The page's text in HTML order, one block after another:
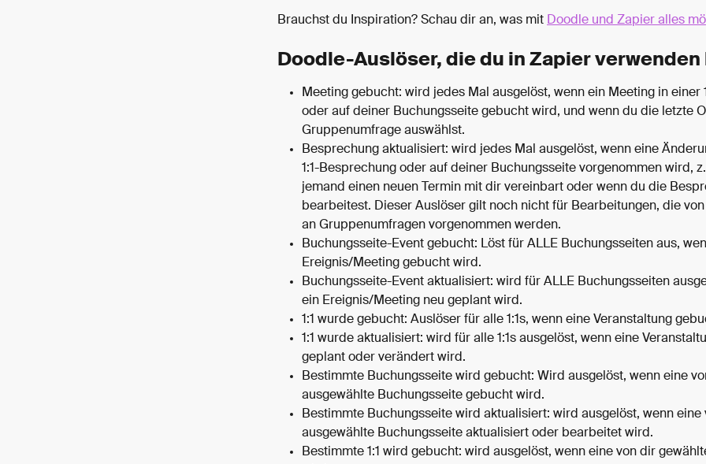
Brauchst du Inspiration? Schau dir an, was mit Doodle und Zapier alles
Doodle-Auslöser, die du in Zapier verwenden
Meeting gebucht: wird jedes Mal ausgelöst, wenn ein Meeting in einer
oder auf deiner Buchungsseite gebucht wird, und wenn du die letzte
Gruppenumfrage auswählst.
Besprechung aktualisiert: wird jedes Mal ausgelöst, wenn eine
1:1-Besprechung oder auf deiner Buchungsseite vorgenommen wird,
jemand einen neuen Termin mit dir vereinbart oder wenn du die
bearbeitest. Dieser Auslöser gilt noch nicht für Bearbeitungen, die
an Gruppenumfragen vorgenommen werden.
Buchungsseite-Event gebucht: Löst für ALLE Buchungsseiten aus,
Ereignis/Meeting gebucht wird.
Buchungsseite-Event aktualisiert: wird für ALLE Buchungsseiten
ein Ereignis/Meeting neu geplant wird.
1:1 wurde gebucht: Auslöser für alle 1:1s, wenn eine Veranstaltung
1:1 wurde aktualisiert: wird für alle 1:1s ausgelöst, wenn eine
geplant oder verändert wird.
Bestimmte Buchungsseite wird gebucht: Wird ausgelöst, wenn eine
ausgewählte Buchungsseite gebucht wird.
Bestimmte Buchungsseite wird aktualisiert: wird ausgelöst, wenn eine
ausgewählte Buchungsseite aktualisiert oder bearbeitet wird.
Bestimmte 1:1 wird gebucht: wird ausgelöst, wenn eine von dir